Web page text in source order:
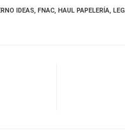
IDEAS, FNAC, HAUL PAPELERÍA,